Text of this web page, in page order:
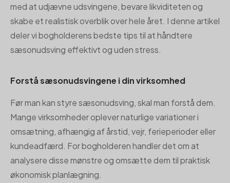
med at udjævne udsvingene, bevare likviditeten og
skabe et realistisk overblik over hele året. I denne artikel
deler vi bogholderens bedste tips til at håndtere
sæsonudsving effektivt og uden stress.
Forstå sæsonudsvingene i din virksomhed
Før man kan styre sæsonudsving, skal man forstå dem.
Mange virksomheder oplever naturlige variationer i
omsætning, afhængig af årstid, vejr, ferieperioder eller
kundeadfærd. For bogholderen handler det om at
analysere disse mønstre og omsætte dem til praktisk
økonomisk planlægning.